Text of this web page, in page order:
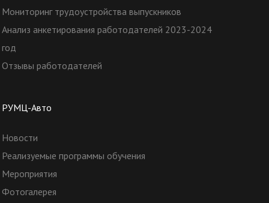
Мониторинг трудоустройства выпускников
Анализ анкетирования работодателей 2023-2024
год
Отзывы работодателей
РУМЦ-Авто
Новости
Реализуемые программы обучения
Мероприятия
Фотогалерея